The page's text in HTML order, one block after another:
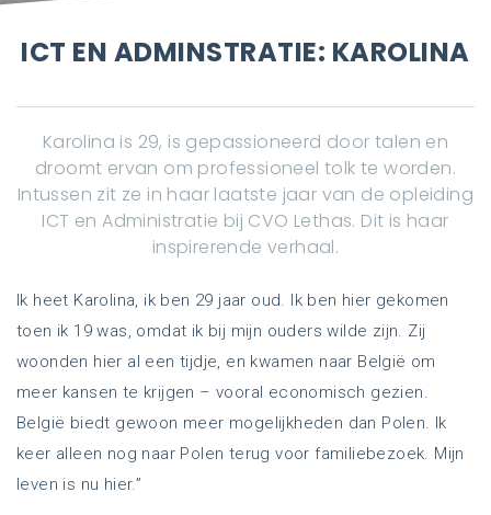
ICT EN ADMINSTRATIE: KAROLINA
Karolina is 29, is gepassioneerd door talen en
droomt ervan om professioneel tolk te worden.
Intussen zit ze in haar laatste jaar van de opleiding
ICT en Administratie bij CVO Lethas. Dit is haar
inspirerende verhaal.
Ik heet Karolina, ik ben 29 jaar oud. Ik ben hier gekomen
toen ik 19 was, omdat ik bij mijn ouders wilde zijn. Zij
woonden hier al een tijdje, en kwamen naar België om
meer kansen te krijgen – vooral economisch gezien.
België biedt gewoon meer mogelijkheden dan Polen. Ik
keer alleen nog naar Polen terug voor familiebezoek. Mijn
leven is nu hier.”